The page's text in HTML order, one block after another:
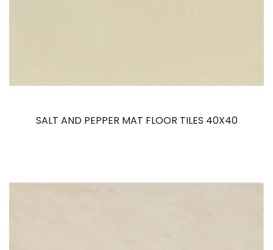
SALT AND PEPPER MAT FLOOR TILES 40X40